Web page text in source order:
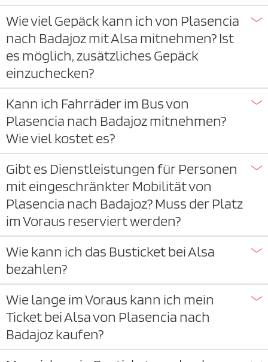
Wie viel Gepäck kann ich von Plasencia
nach Badajoz mit Alsa mitnehmen? Ist
es möglich, zusätzliches Gepäck
einzuchecken?
Kann ich Fahrräder im Bus von
Plasencia nach Badajoz mitnehmen?
Wie viel kostet es?
Gibt es Dienstleistungen für Personen
mit eingeschränkter Mobilität von
Plasencia nach Badajoz? Muss der Platz
im Voraus reserviert werden?
Wie kann ich das Busticket bei Alsa
bezahlen?
Wie lange im Voraus kann ich mein
Ticket bei Alsa von Plasencia nach
Badajoz kaufen?